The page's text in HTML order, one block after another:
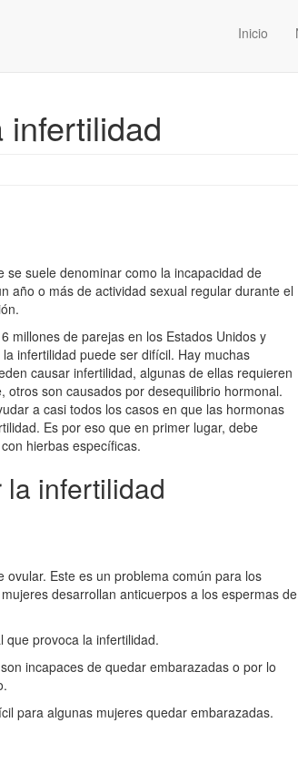
Inicio
se suele denominar como la incapacidad de
año o más de actividad sexual regular durante el
millones de parejas en los Estados Unidos y
infertilidad puede ser difícil. Hay muchas
causar infertilidad, algunas de ellas requieren
otros son causados por desequilibrio hormonal.
a casi todos los casos en que las hormonas
Es por eso que en primer lugar, debe
hierbas específicas.
infertilidad
Este es un problema común para los
desarrollan anticuerpos a los espermas de
que provoca la infertilidad.
incapaces de quedar embarazadas o por lo
para algunas mujeres quedar embarazadas.